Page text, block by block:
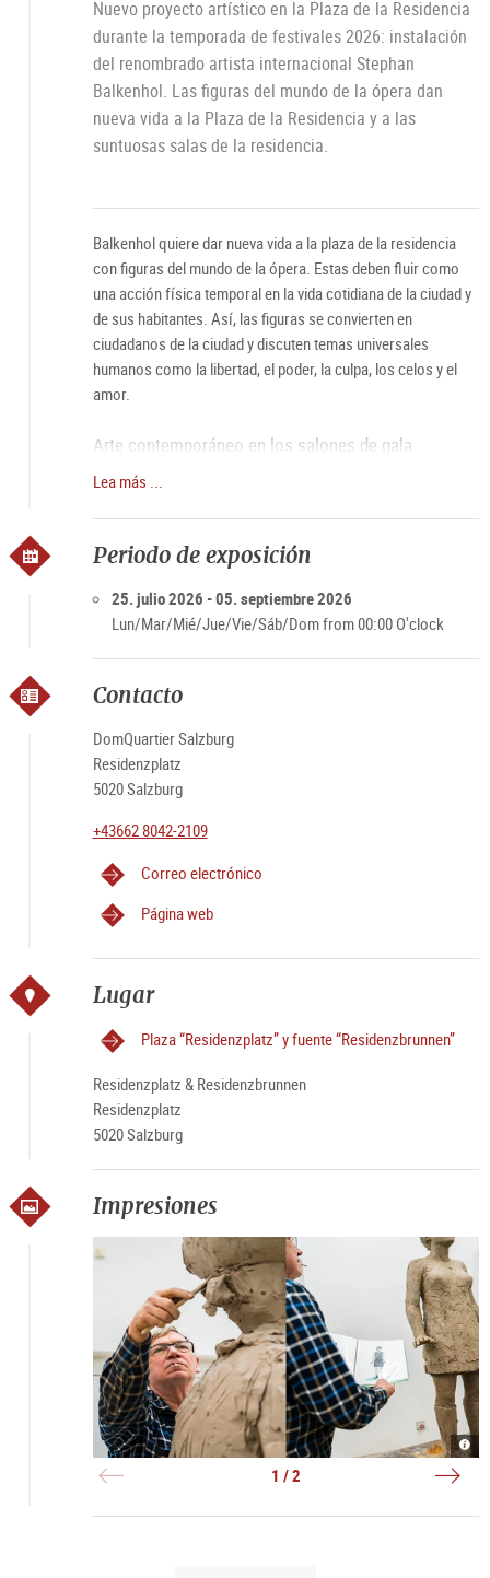
Nuevo proyecto artístico en la Plaza de la Residencia
durante la temporada de festivales 2026: instalación
del renombrado artista internacional Stephan
Balkenhol. Las figuras del mundo de la ópera dan
nueva vida a la Plaza de la Residencia y a las
suntuosas salas de la residencia.
Balkenhol quiere dar nueva vida a la plaza de la residencia
con figuras del mundo de la ópera. Estas deben fluir como
una acción física temporal en la vida cotidiana de la ciudad y
de sus habitantes. Así, las figuras se convierten en
ciudadanos de la ciudad y discuten temas universales
humanos como la libertad, el poder, la culpa, los celos y el
amor.
Arte contemporáneo en los salones de gala
Paralelamente a la instalación en la plaza de la residencia, se
27.7.2026 – 5.10.2026 | Salones de gala
En colaboración con la Fundación de Arte y Cultura e.V. Bonn
Lea más ...
Periodo de exposición
25. julio 2026 - 05. septiembre 2026
Lun/Mar/Mié/Jue/Vie/Sáb/Dom from 00:00 O'clock
Contacto
DomQuartier Salzburg
Residenzplatz
5020 Salzburg
+43662 8042-2109
Correo electrónico
Página web
Lugar
Plaza “Residenzplatz” y fuente “Residenzbrunnen”
Residenzplatz & Residenzbrunnen
Residenzplatz
5020 Salzburg
Impresiones
|am
1 / 2